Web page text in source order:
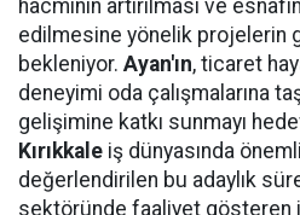
hacminin artırılması ve
edilmesine yönelik projelerin
bekleniyor. Ayan'ın, ticaret
deneyimi oda çalışmalarına
gelişimine katkı sunmayı
Kırıkkale iş dünyasında
değerlendirilen bu adaylık
sektöründe faaliyet gösteren